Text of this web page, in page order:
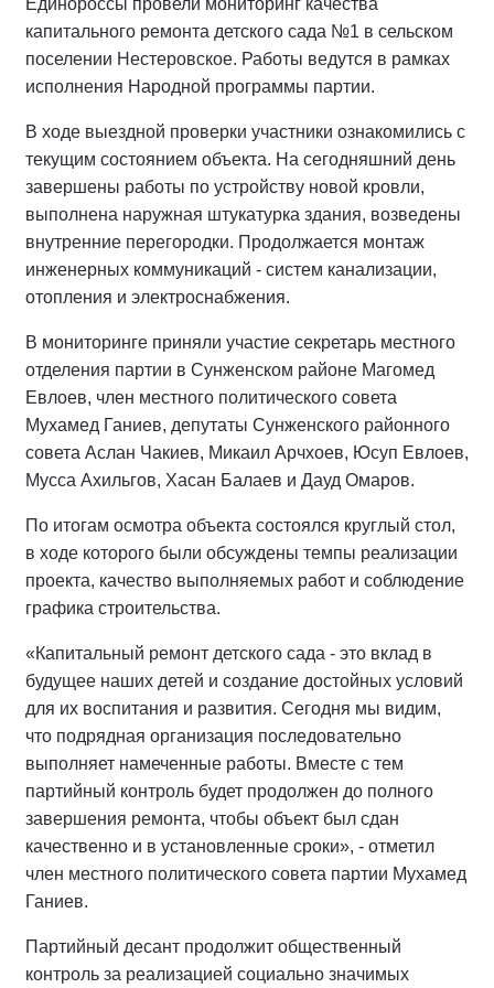
Единороссы провели мониторинг качества
капитального ремонта детского сада №1 в сельском
поселении Нестеровское. Работы ведутся в рамках
исполнения Народной программы партии.
В ходе выездной проверки участники ознакомились с
текущим состоянием объекта. На сегодняшний день
завершены работы по устройству новой кровли,
выполнена наружная штукатурка здания, возведены
внутренние перегородки. Продолжается монтаж
инженерных коммуникаций - систем канализации,
отопления и электроснабжения.
В мониторинге приняли участие секретарь местного
отделения партии в Сунженском районе Магомед
Евлоев, член местного политического совета
Мухамед Ганиев, депутаты Сунженского районного
совета Аслан Чакиев, Микаил Арчхоев, Юсуп Евлоев,
Мусса Ахильгов, Хасан Балаев и Дауд Омаров.
По итогам осмотра объекта состоялся круглый стол,
в ходе которого были обсуждены темпы реализации
проекта, качество выполняемых работ и соблюдение
графика строительства.
«Капитальный ремонт детского сада - это вклад в
будущее наших детей и создание достойных условий
для их воспитания и развития. Сегодня мы видим,
что подрядная организация последовательно
выполняет намеченные работы. Вместе с тем
партийный контроль будет продолжен до полного
завершения ремонта, чтобы объект был сдан
качественно и в установленные сроки», - отметил
член местного политического совета партии Мухамед
Ганиев.
Партийный десант продолжит общественный
контроль за реализацией социально значимых